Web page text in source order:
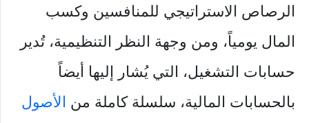
الرصاص الاستراتيجي للمنافسين وكسب
المال يومياً، ومن وجهة النظر التنظيمية، تُدير
حسابات التشغيل، التي يُشار إليها أيضاً
بالحسابات المالية، سلسلة كاملة من الأصول